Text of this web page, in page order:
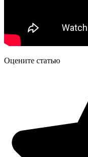
Оцените статью